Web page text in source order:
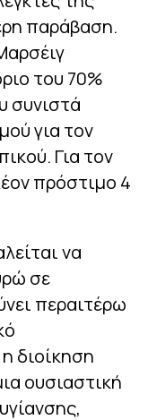
παράβαση.
του 70%
συνιστά
για τον
Για τον
πρόστιμο 4
να
σε
περαιτέρω
διοίκηση
ουσιαστική